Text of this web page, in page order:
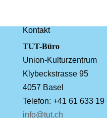
Kontakt
TUT-Büro
Union-Kulturzentrum
Klybeckstrasse 95
4057 Basel
Telefon: +41 61 633 19
info@tut.ch